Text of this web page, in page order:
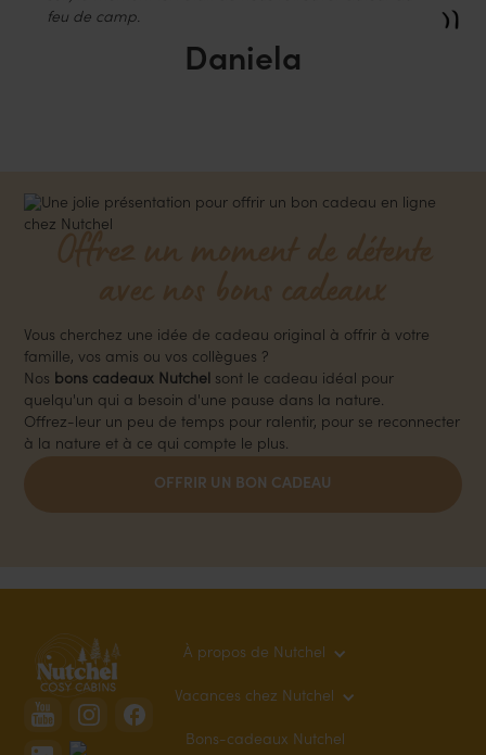
feu de camp.
Daniela
Vous cherchez une idée de cadeau original à offrir à votre
famille, vos amis ou vos collègues ?
Nos bons cadeaux Nutchel sont le cadeau idéal pour
quelqu'un qui a besoin d'une pause dans la nature.
Offrez-leur un peu de temps pour ralentir, pour se reconnecter
à la nature et à ce qui compte le plus.
OFFRIR UN BON CADEAU
À propos de Nutchel
Vacances chez Nutchel
Bons-cadeaux Nutchel